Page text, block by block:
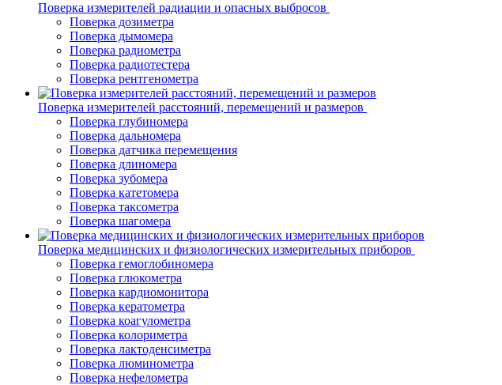
Поверка измерителей радиации и опасных выбросов
Поверка дозиметра
Поверка дымомера
Поверка радиометра
Поверка радиотестера
Поверка рентгенометра
Поверка измерителей расстояний, перемещений и размеров
Поверка глубиномера
Поверка дальномера
Поверка датчика перемещения
Поверка длиномера
Поверка зубомера
Поверка катетомера
Поверка таксометра
Поверка шагомера
Поверка медицинских и физиологических измерительных приборов
Поверка гемоглобиномера
Поверка глюкометра
Поверка кардиомонитора
Поверка кератометра
Поверка коагулометра
Поверка колориметра
Поверка лактоденсиметра
Поверка люминометра
Поверка нефелометра